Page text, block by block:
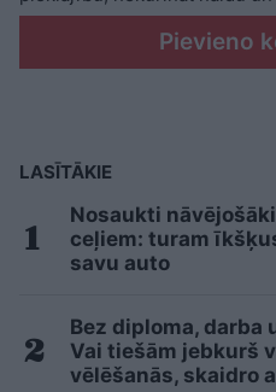
Pievieno
LASĪTĀKIE
Nosaukti
ceļiem: turam
savu auto
Bez diploma, darba
Vai tiešām jebkurš
vēlēšanās, skaidro